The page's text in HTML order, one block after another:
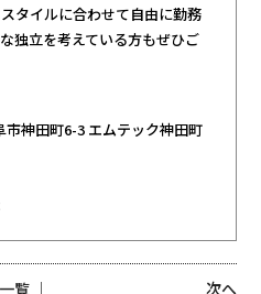
タイルに合わせて自由に勤務
独立を考えている方もぜひご
神田町6-3 エムテック神田町
次へ
覧 │